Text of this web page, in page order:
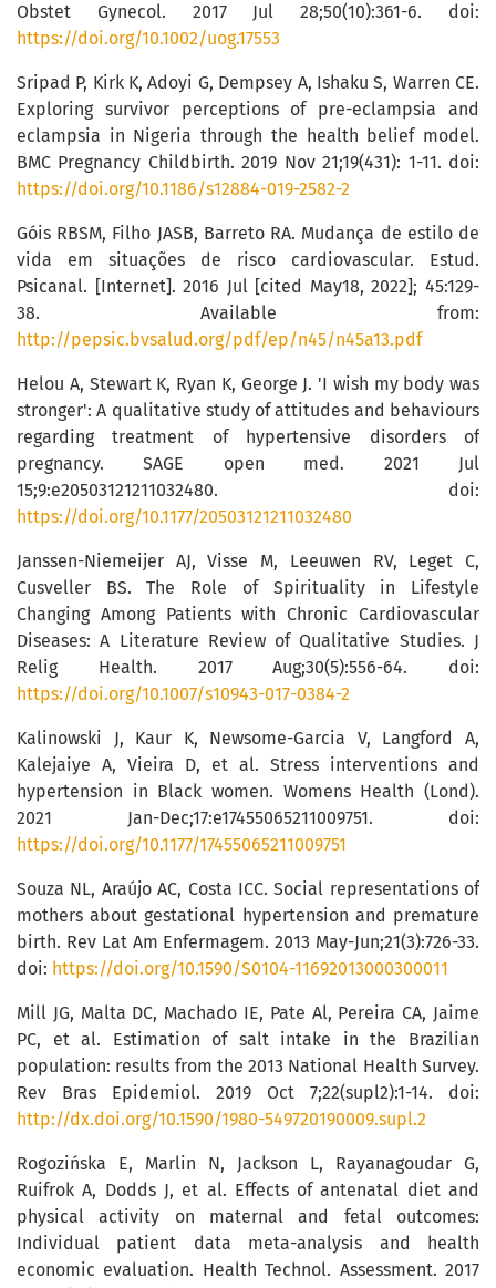
Obstet Gynecol. 2017 Jul 28;50(10):361-6. doi:
https://doi.org/10.1002/uog.17553
Sripad P, Kirk K, Adoyi G, Dempsey A, Ishaku S, Warren CE.
Exploring survivor perceptions of pre-eclampsia and
eclampsia in Nigeria through the health belief model.
BMC Pregnancy Childbirth. 2019 Nov 21;19(431): 1-11. doi:
https://doi.org/10.1186/s12884-019-2582-2
Góis RBSM, Filho JASB, Barreto RA. Mudança de estilo de
vida em situações de risco cardiovascular. Estud.
Psicanal. [Internet]. 2016 Jul [cited May18, 2022]; 45:129-
38. Available from:
http://pepsic.bvsalud.org/pdf/ep/n45/n45a13.pdf
Helou A, Stewart K, Ryan K, George J. 'I wish my body was
stronger': A qualitative study of attitudes and behaviours
regarding treatment of hypertensive disorders of
pregnancy. SAGE open med. 2021 Jul
15;9:e20503121211032480. doi:
https://doi.org/10.1177/20503121211032480
Janssen-Niemeijer AJ, Visse M, Leeuwen RV, Leget C,
Cusveller BS. The Role of Spirituality in Lifestyle
Changing Among Patients with Chronic Cardiovascular
Diseases: A Literature Review of Qualitative Studies. J
Relig Health. 2017 Aug;30(5):556-64. doi:
https://doi.org/10.1007/s10943-017-0384-2
Kalinowski J, Kaur K, Newsome-Garcia V, Langford A,
Kalejaiye A, Vieira D, et al. Stress interventions and
hypertension in Black women. Womens Health (Lond).
2021 Jan-Dec;17:e17455065211009751. doi:
https://doi.org/10.1177/17455065211009751
Souza NL, Araújo AC, Costa ICC. Social representations of
mothers about gestational hypertension and premature
birth. Rev Lat Am Enfermagem. 2013 May-Jun;21(3):726-33.
doi: https://doi.org/10.1590/S0104-11692013000300011
Mill JG, Malta DC, Machado IE, Pate Al, Pereira CA, Jaime
PC, et al. Estimation of salt intake in the Brazilian
population: results from the 2013 National Health Survey.
Rev Bras Epidemiol. 2019 Oct 7;22(supl2):1-14. doi:
http://dx.doi.org/10.1590/1980-549720190009.supl.2
Rogozińska E, Marlin N, Jackson L, Rayanagoudar G,
Ruifrok A, Dodds J, et al. Effects of antenatal diet and
physical activity on maternal and fetal outcomes:
Individual patient data meta-analysis and health
economic evaluation. Health Technol. Assessment. 2017